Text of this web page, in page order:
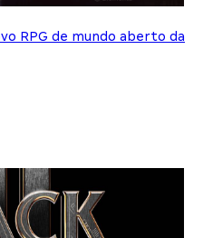
RPG de mundo aberto da